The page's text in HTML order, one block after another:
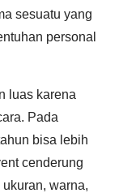
sesuatu yang
personal
luas karena
Pada
bisa lebih
cenderung
warna,